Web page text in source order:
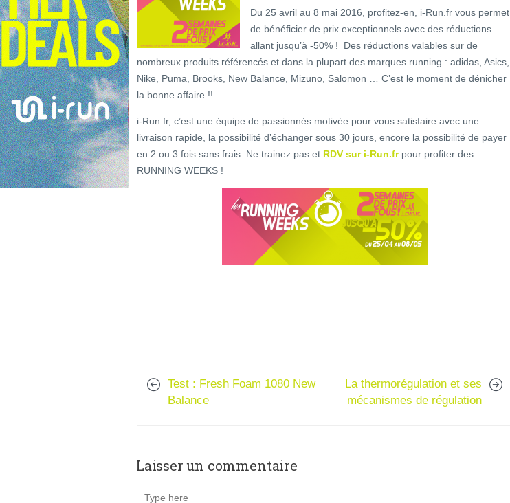
Du 25 avril au 8 mai 2016, profitez-en, i-Run.fr vous permet
de bénéficier de prix exceptionnels avec des réductions
allant jusqu’à -50% ! Des réductions valables sur de
nombreux produits référencés et dans la plupart des marques running : adidas, Asics,
Nike, Puma, Brooks, New Balance, Mizuno, Salomon … C’est le moment de dénicher
la bonne affaire !!
i-Run.fr, c’est une équipe de passionnés motivée pour vous satisfaire avec une
livraison rapide, la possibilité d’échanger sous 30 jours, encore la possibilité de payer
en 2 ou 3 fois sans frais. Ne trainez pas et RDV sur i-Run.frpour profiter des
RUNNING WEEKS !
Test : Fresh Foam 1080 New
Balance
La thermorégulation et ses
mécanismes de régulation
Laisser un commentaire